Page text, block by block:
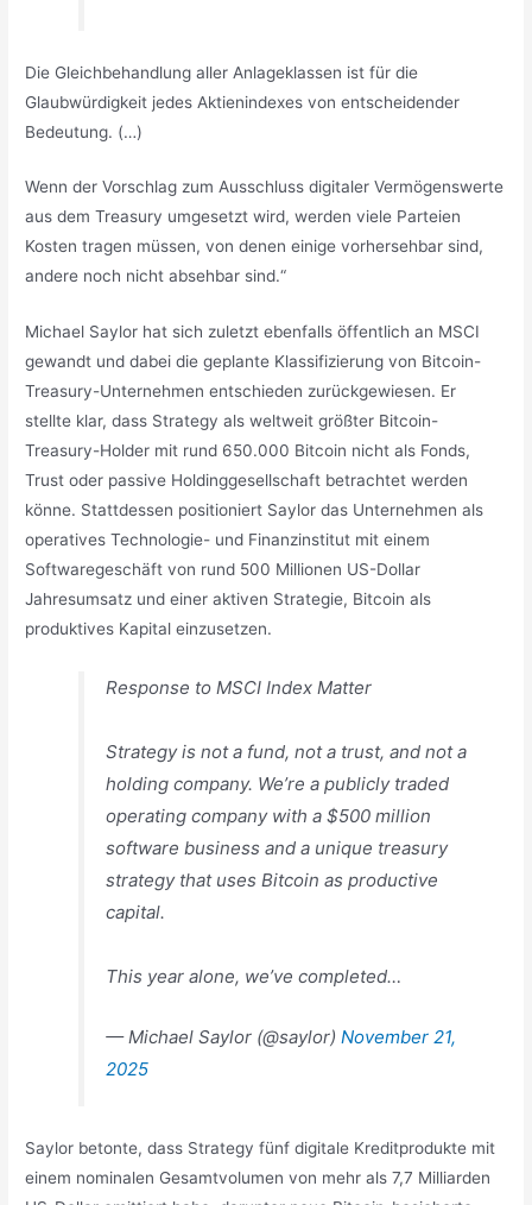
Die Gleichbehandlung aller Anlageklassen ist für die
Glaubwürdigkeit jedes Aktienindexes von entscheidender
Bedeutung. (…)
Wenn der Vorschlag zum Ausschluss digitaler Vermögenswerte
aus dem Treasury umgesetzt wird, werden viele Parteien
Kosten tragen müssen, von denen einige vorhersehbar sind,
andere noch nicht absehbar sind.“
Michael Saylor hat sich zuletzt ebenfalls öffentlich an MSCI
gewandt und dabei die geplante Klassifizierung von Bitcoin-
Treasury-Unternehmen entschieden zurückgewiesen. Er
stellte klar, dass Strategy als weltweit größter Bitcoin-
Treasury-Holder mit rund 650.000 Bitcoin nicht als Fonds,
Trust oder passive Holdinggesellschaft betrachtet werden
könne. Stattdessen positioniert Saylor das Unternehmen als
operatives Technologie- und Finanzinstitut mit einem
Softwaregeschäft von rund 500 Millionen US-Dollar
Jahresumsatz und einer aktiven Strategie, Bitcoin als
produktives Kapital einzusetzen.
Response to MSCI Index Matter
Strategy is not a fund, not a trust, and not a
holding company. We’re a publicly traded
operating company with a $500 million
software business and a unique treasury
strategy that uses Bitcoin as productive
capital.
This year alone, we’ve completed…
— Michael Saylor (@saylor)November 21,
2025
Saylor betonte, dass Strategy fünf digitale Kreditprodukte mit
einem nominalen Gesamtvolumen von mehr als 7,7 Milliarden